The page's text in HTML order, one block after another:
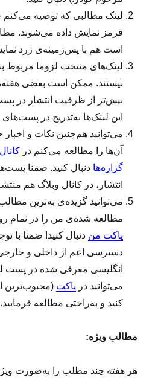
لینک‌ مطالبی که توصیه می‌کنم
قرمز نمایش داده می‌شوند.
است هم با پس‌زمینه‌ی زرد
لینک‌‌های منتخب لزوما مربوط
نیستند. ممکن است بعضی
بیش‌تر از ظرفیت انتشار در
این لینک‌ها به‌تدریج در
می‌توانید هم‌چنین نکات و
آن‌ها را مطالعه می‌کنم در
گزاره‌ها دنبال کنید. ضمنا
انتشار، در کانال وبلاگ هم
می‌توانید گزیده‌ی به‌ترین
مطالعه‌ شده‌ی من را در تمام
پاکت من دنبال کنید! ضمنا با
دسترسی اعم از داخلی و
انگلیسی معرفی شده در پست
می‌توانید در پاکت (محبوب‌ترین
کنید و به‌راحتی مطالعه فرمایید.
مطالب ویژه:
هر هفته چند مطلب را به‌صورت